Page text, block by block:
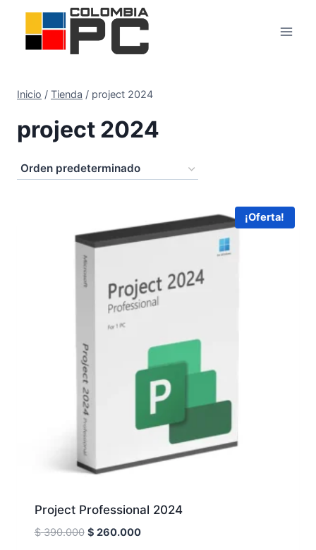
Inicio / Tienda / project 2024
project 2024
¡Oferta!
Project Professional 2024
$390.000 $ 260.000